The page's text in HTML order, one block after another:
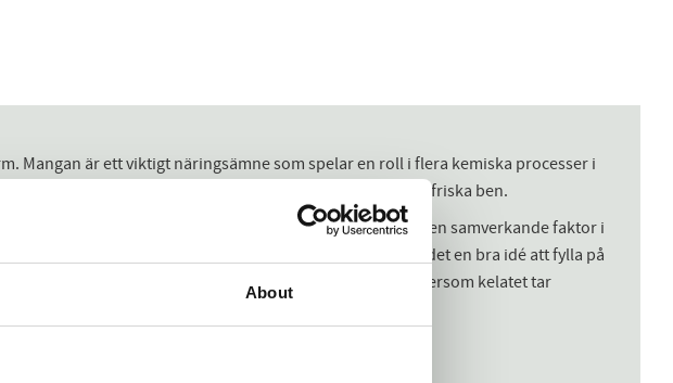
About
Mangan är ett viktigt näringsämne som spelar en roll i flera kemiska processer i
stress orsakad av skador på friradikaler och stödja friska ben.
av dess betydelse i många viktiga funktioner och det är en samverkande faktor i
kost inte består av (mycket) manganrika livsmedel, är det en bra idé att fylla på
med högsta absorptions- och utnyttjandegrad eftersom kelatet tar
att bidra till: